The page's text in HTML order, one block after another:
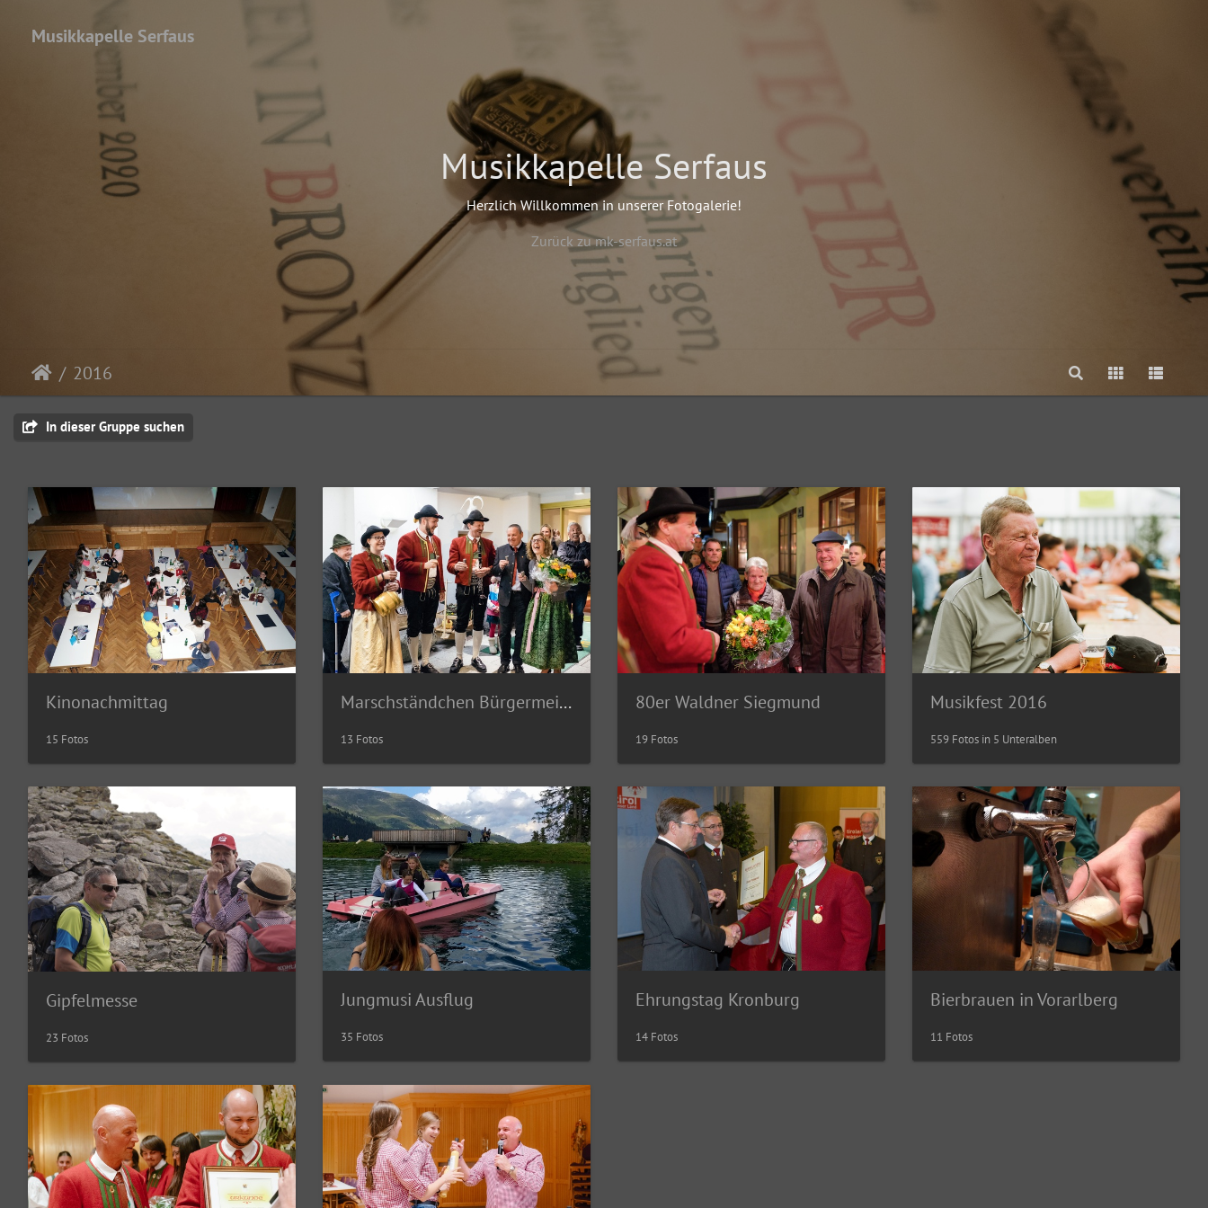
Musikkapelle Serfaus
Musikkapelle Serfaus
Herzlich Willkommen in unserer Fotogalerie!
Zurück zu mk-serfaus.at
2016
In dieser Gruppe suchen
Kinonachmittag
15 Fotos
Marschständchen Bürgermeister
13 Fotos
80er Waldner Siegmund
19 Fotos
Musikfest 2016
559 Fotos in 5 Unteralben
Gipfelmesse
23 Fotos
Jungmusi Ausflug
35 Fotos
Ehrungstag Kronburg
14 Fotos
Bierbrauen in Vorarlberg
11 Fotos